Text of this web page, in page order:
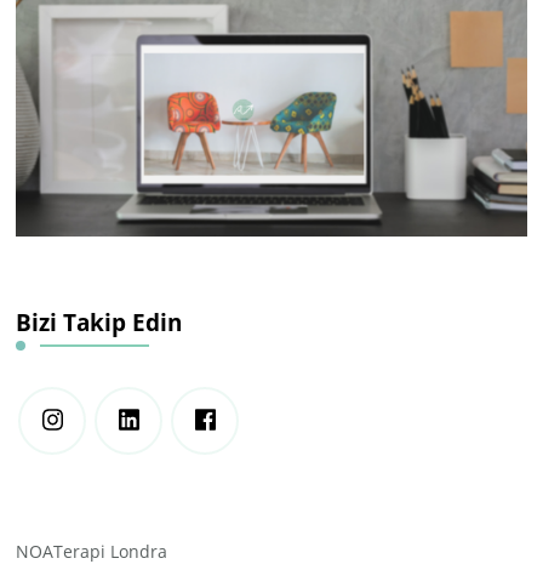
Bizi Takip Edin
NOATerapi Londra